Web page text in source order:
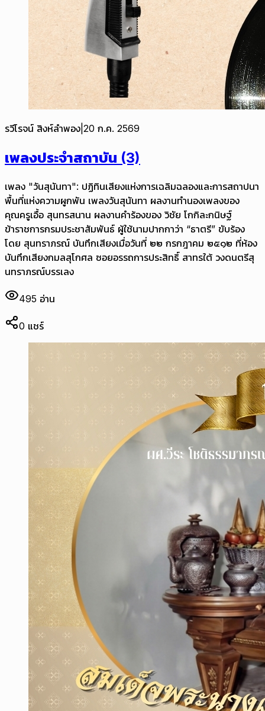
รวีโรจน์ สิงห์ลำพอง 20 ก.ค. 2569
เพลงประจำสถาบัน (3)
เพลง "วันสุนันทา": ปฏิทินเสียงแห่งการเฉลิมฉลองและการสถาปนา
พื้นที่แห่งความผูกพัน เพลงวันสุนันทา ผลงานทำนองเพลงของ
คุณครูเอื้อ สุนทรสนาน ผลงานคำร้องของ วิชัย โกกิละกนิษฐ์
ข้าราชการกรมประชาสัมพันธ์ ผู้ใช้นามปากกาว่า “ธาตรี” ขับร้อง
โดย สุนทราภรณ์ บันทึกเสียงเมื่อวันที่ ๒๒ กรกฎาคม ๒๕๑๒ ที่ห้อง
บันทึกเสียงกมลสุโกศล ซอยอรรถการประสิทธิ์ สาทรใต้ วงดนตรีสุ
นทราภรณ์บรรเลง
495 อ่าน
0 แชร์